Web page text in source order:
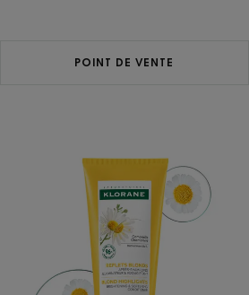
POINT DE VENTE
BLONDS
Après-
Shampoing
illuminateur
et
adoucissant